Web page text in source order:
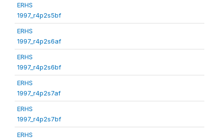
ERHS
1997_r4p2s5bf
ERHS
1997_r4p2s6af
ERHS
1997_r4p2s6bf
ERHS
1997_r4p2s7af
ERHS
1997_r4p2s7bf
ERHS